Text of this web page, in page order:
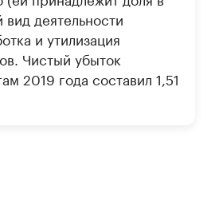
деятельности
и утилизация
Чистый убыток
2019 года составил 1,51